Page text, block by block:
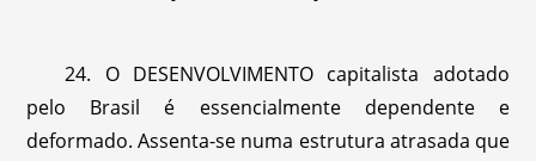
24. O DESENVOLVIMENTO capitalista adotado
pelo Brasil é essencialmente dependente e
deformado. Assenta-se numa estrutura atrasada que